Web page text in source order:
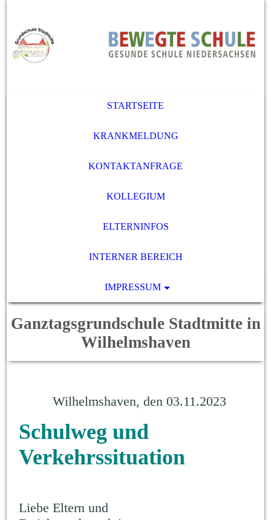
STARTSEITE
KRANKMELDUNG
KONTAKTANFRAGE
KOLLEGIUM
ELTERNINFOS
INTERNER BEREICH
IMPRESSUM
Ganztagsgrundschule Stadtmitte in
Wilhelmshaven
Wilhelmshaven, den 03.11.2023
Schulweg und
Verkehrssituation
Liebe Eltern und